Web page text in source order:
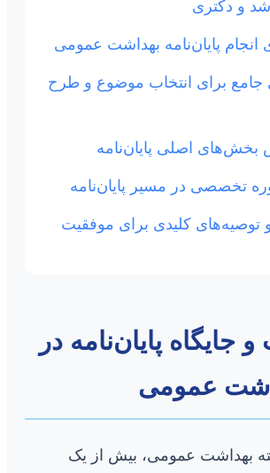
و دکتری
انجام پایان‌نامه بهداشت عمومی
جامع برای انتخاب موضوع و طرح
بخش‌های اصلی پایان‌نامه
تخصصی در مسیر پایان‌نامه
و توصیه‌های کلیدی برای موفقیت
و جایگاه پایان‌نامه در
عمومی
بهداشت عمومی، بیش از یک